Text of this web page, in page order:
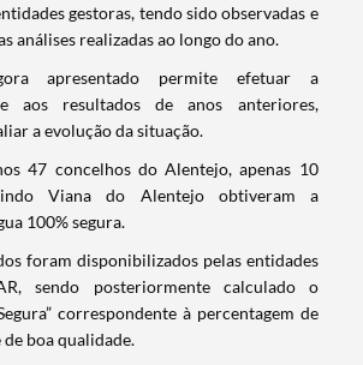
gestoras, tendo sido observadas e
análises realizadas ao longo do ano.
apresentado permite efetuar a
aos resultados de anos anteriores,
a evolução da situação.
47 concelhos do Alentejo, apenas 10
Viana do Alentejo obtiveram a
100% segura.
foram disponibilizados pelas entidades
sendo posteriormente calculado o
correspondente à percentagem de
boa qualidade.